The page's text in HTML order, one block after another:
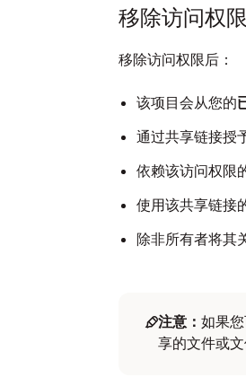
移除访问权
移除访问权限后：
该项目会从您的
通过共享链接授
依赖该访问权限
使用该共享链接
除非所有者将其
注意： 如果
享的文件或